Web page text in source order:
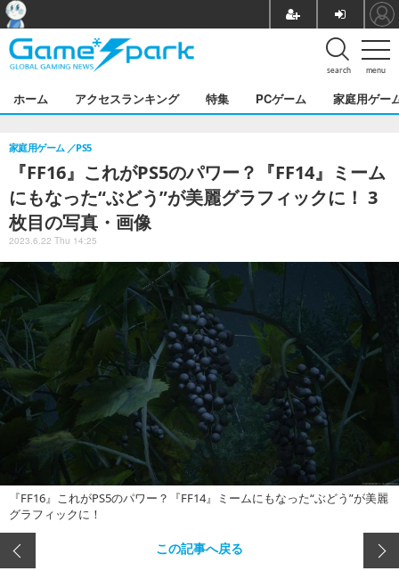
menu
search
ホーム アクセスランキング 特集 PCゲーム 家庭用ゲー
『FF16』これがPS5のパワー？『FF14』ミーム
にもなった“ぶどう”が美麗グラフィックに！ 3
枚目の写真・画像
家庭用ゲーム PS5
2023.6.22 Thu 14:25
『FF16』これがPS5のパワー？『FF14』ミームにもなった“ぶどう”が美麗
グラフィックに！
この記事へ戻る